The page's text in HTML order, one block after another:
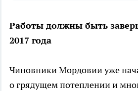
Работы должны быть
2017 года
Чиновники Мордовии уже
о грядущем потеплении и